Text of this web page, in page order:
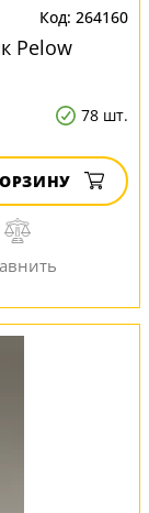
264160
Pelow
78 шт.